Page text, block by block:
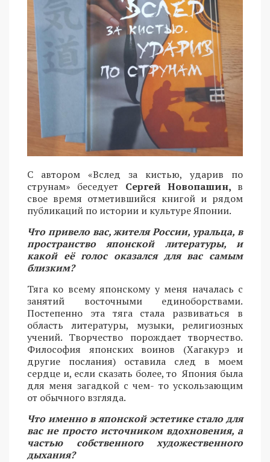
С автором «Вслед за кистью, ударив по
струнам» беседует Сергей Новопашин, в
свое время отметившийся книгой и рядом
публикаций по истории и культуре Японии.
Что привело вас, жителя России, уральца, в
пространство японской литературы, и
какой её голос оказался для вас самым
близким?
Тяга ко всему японскому у меня началась с
занятий восточными единоборствами.
Постепенно эта тяга стала развиваться в
область литературы, музыки, религиозных
учений. Творчество порождает творчество.
Философия японских воинов (Хагакурэ и
другие послания) оставила след в моем
сердце и, если сказать более, то Япония была
для меня загадкой с чем- то ускользающим
от обычного взгляда.
Что именно в японской эстетике стало для
вас не просто источником вдохновения, а
частью собственного художественного
дыхания?